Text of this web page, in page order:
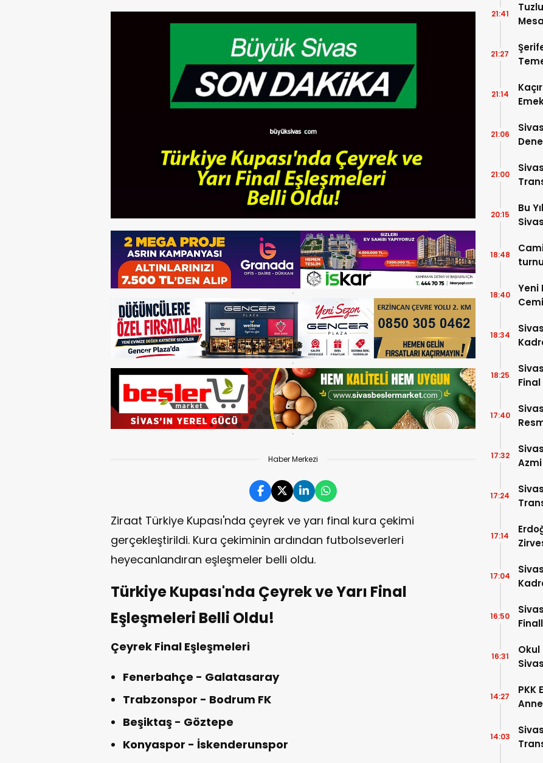
Haber Merkezi
Ziraat Türkiye Kupası'nda çeyrek ve yarı final kura çekimi
gerçekleştirildi. Kura çekiminin ardından futbolseverleri
heyecanlandıran eşleşmeler belli oldu.
Türkiye Kupası'nda Çeyrek ve Yarı Final
Eşleşmeleri Belli Oldu!
Çeyrek Final Eşleşmeleri
Fenerbahçe - Galatasaray
Trabzonspor - Bodrum FK
Beşiktaş - Göztepe
Konyaspor - İskenderunspor
21:41
21:27
21:14
21:06
21:00
Bu
20:15
18:48
Yeni
18:40
18:34
18:25
17:40
17:32
17:24
17:14
17:04
16:50
16:31
PKK
14:27
14:03